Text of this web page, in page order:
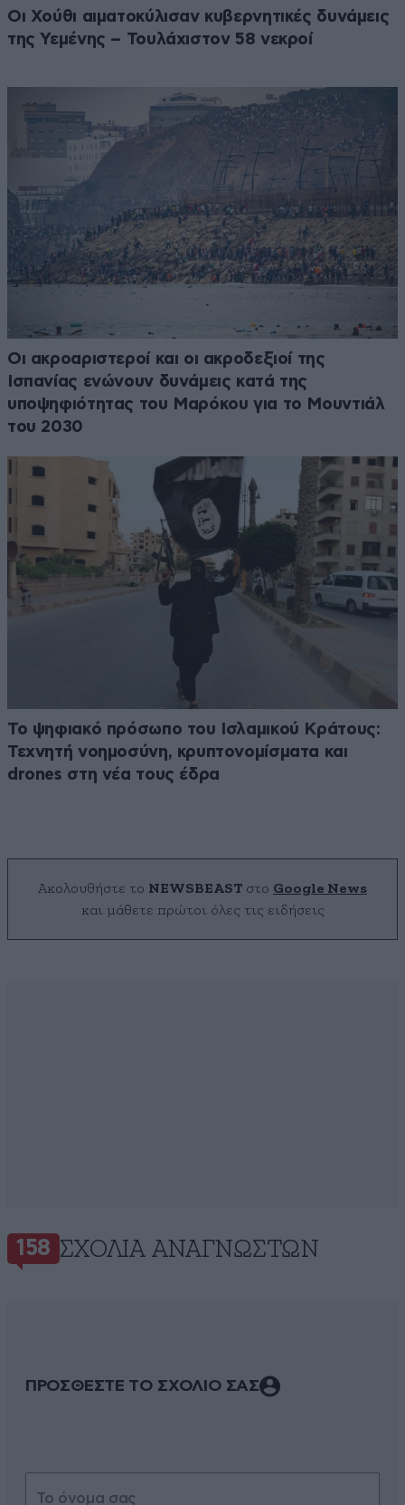
Οι Χούθι αιματοκύλισαν κυβερνητικές δυνάμεις
της Υεμένης – Τουλάχιστον 58 νεκροί
Οι ακροαριστεροί και οι ακροδεξιοί της
Ισπανίας ενώνουν δυνάμεις κατά της
υποψηφιότητας του Μαρόκου για το Μουντιάλ
του 2030
Το ψηφιακό πρόσωπο του Ισλαμικού Κράτους:
Τεχνητή νοημοσύνη, κρυπτονομίσματα και
drones στη νέα τους έδρα
Ακολουθήστε το NEWSBEAST στο Google News
και μάθετε πρώτοι όλες τις ειδήσεις
158 ΣΧΌΛΙΑ ΑΝΑΓΝΩΣΤΏΝ
ΠΡΟΣΘΕΣΤΕ ΤΟ ΣΧΟΛΙΟ ΣΑΣ